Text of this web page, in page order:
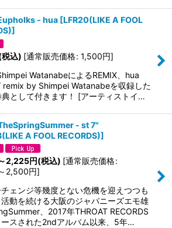
- hua [LFR20(LIKE A FOOL
]
税込) [通常販売価格: 1,500円]
WatanabeによるREMIX、hua
remix by Shimpei Watanabeを収録した
典として付きます！ [アーティストイ…
- st 7"
A FOOL RECORDS)]
～2,225円(税込) [通常販売価格:
～2,500円]
ェンジ等幾度とない危機を迎えつつも
活動を続ける大阪のジャパニーズエモ雄
、2017年THROAT RECORDS
ースされた2ndアルバム以来、5年…